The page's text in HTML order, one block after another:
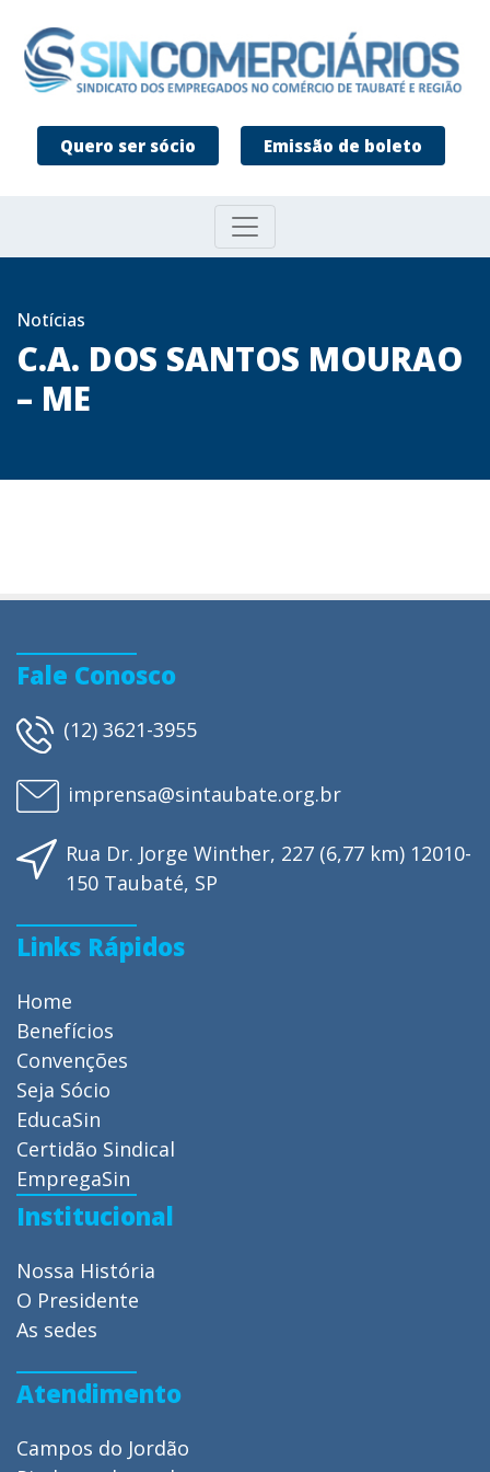
Quero ser sócio Emissão de boleto
Notícias
C.A. DOS SANTOS MOURAO
– ME
Fale Conosco
(12) 3621-3955
imprensa@sintaubate.org.br
Rua Dr. Jorge Winther, 227 (6,77 km) 12010-
150 Taubaté, SP
Links Rápidos
Home
Benefícios
Convenções
Seja Sócio
EducaSin
Certidão Sindical
EmpregaSin
Institucional
Nossa História
O Presidente
As sedes
Atendimento
Campos do Jordão